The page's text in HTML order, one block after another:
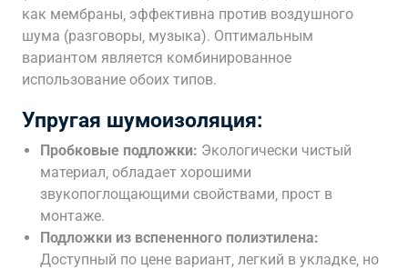
как мембраны‚ эффективна против воздушного
шума (разговоры‚ музыка). Оптимальным
вариантом является комбинированное
использование обоих типов.
Упругая шумоизоляция:
Пробковые подложки: Экологически чистый
материал‚ обладает хорошими
звукопоглощающими свойствами‚ прост в
монтаже.
Подложки из вспененного полиэтилена:
Доступный по цене вариант‚ легкий в укладке‚ но